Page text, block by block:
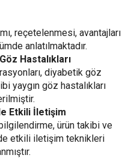
reçetelenmesi, avantajları
anlatılmaktadır.
Hastalıkları
diyabetik göz
yaygın göz hastalıkları
Etkili İletişim
ürün takibi ve
etkili iletişim teknikleri